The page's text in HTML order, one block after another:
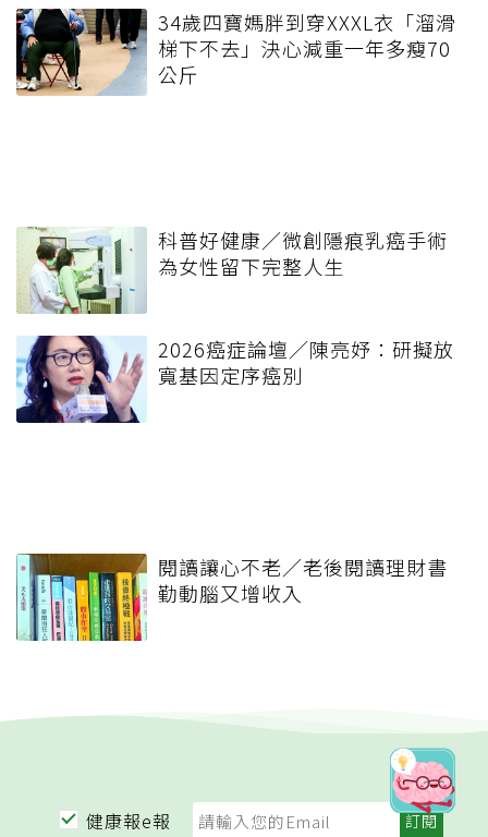
34歲四寶媽胖到穿XXXL衣「溜滑
梯下不去」決心減重一年多瘦70
公斤
科普好健康／微創隱痕乳癌手術
為女性留下完整人生
2026癌症論壇／陳亮妤：研擬放
寬基因定序癌別
閱讀讓心不老／老後閱讀理財書
勤動腦又增收入
健康報e報